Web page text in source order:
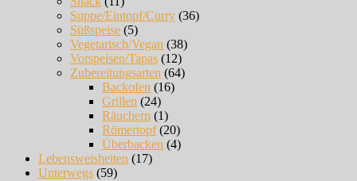
Suppe/Eintopf/Curry (36)
Süßspeise (5)
Vegetarisch/Vegan (38)
Vorspeisen/Tapas (12)
Zubereitungsarten (64)
Backofen (16)
Grillen (24)
Räuchern (1)
Römertopf(20)
Überbacken (4)
Lebensweisheiten (17)
Unterwegs (59)